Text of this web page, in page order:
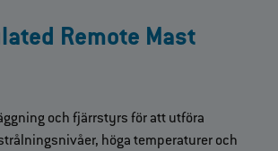
Remote Mast
och fjärrstyrs för att utföra
höga temperaturer och